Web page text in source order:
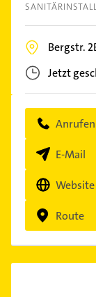
Bergstr.
Jetzt
Anrufen
E-Mail
Website
Route